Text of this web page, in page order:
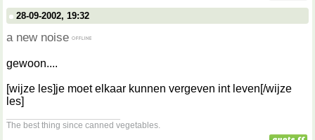
28-09-2002, 19:32
a new noise
gewoon....
[wijze les]je moet elkaar kunnen vergeven int leven[/wijze
les]
The best thing since canned vegetables.